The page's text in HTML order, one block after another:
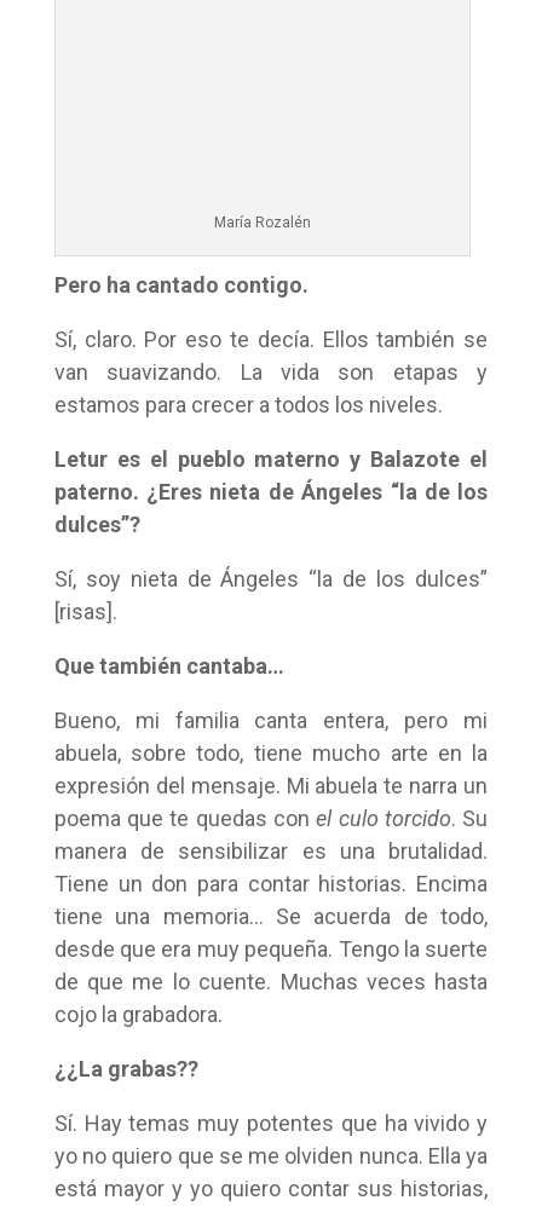
María Rozalén
Pero ha cantado contigo.
Sí, claro. Por eso te decía. Ellos también se
van suavizando. La vida son etapas y
estamos para crecer a todos los niveles.
Letur es el pueblo materno y Balazote el
paterno. ¿Eres nieta de Ángeles “la de los
dulces”?
Sí, soy nieta de Ángeles “la de los dulces”
[risas].
Que también cantaba…
Bueno, mi familia canta entera, pero mi
abuela, sobre todo, tiene mucho arte en la
expresión del mensaje. Mi abuela te narra un
poema que te quedas conel culo torcido. Su
manera de sensibilizar es una brutalidad.
Tiene un don para contar historias. Encima
tiene una memoria… Se acuerda de todo,
desde que era muy pequeña. Tengo la suerte
de que me lo cuente. Muchas veces hasta
cojo la grabadora.
¿¿La grabas??
Sí. Hay temas muy potentes que ha vivido y
yo no quiero que se me olviden nunca. Ella ya
está mayor y yo quiero contar sus historias,